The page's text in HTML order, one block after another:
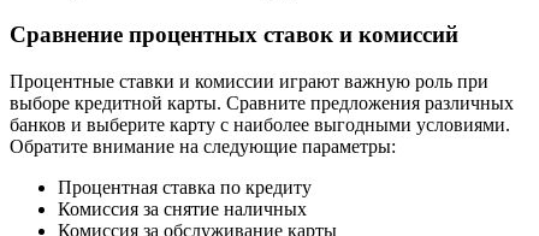
Сравнение процентных ставок и комиссий
Процентные ставки и комиссии играют важную роль при
выборе кредитной карты. Сравните предложения различных
банков и выберите карту с наиболее выгодными условиями.
Обратите внимание на следующие параметры:
Процентная ставка по кредиту
Комиссия за снятие наличных
Комиссия за обслуживание карты